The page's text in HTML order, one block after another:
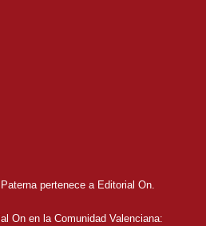
pertenece a Editorial On.
On en la Comunidad Valenciana: